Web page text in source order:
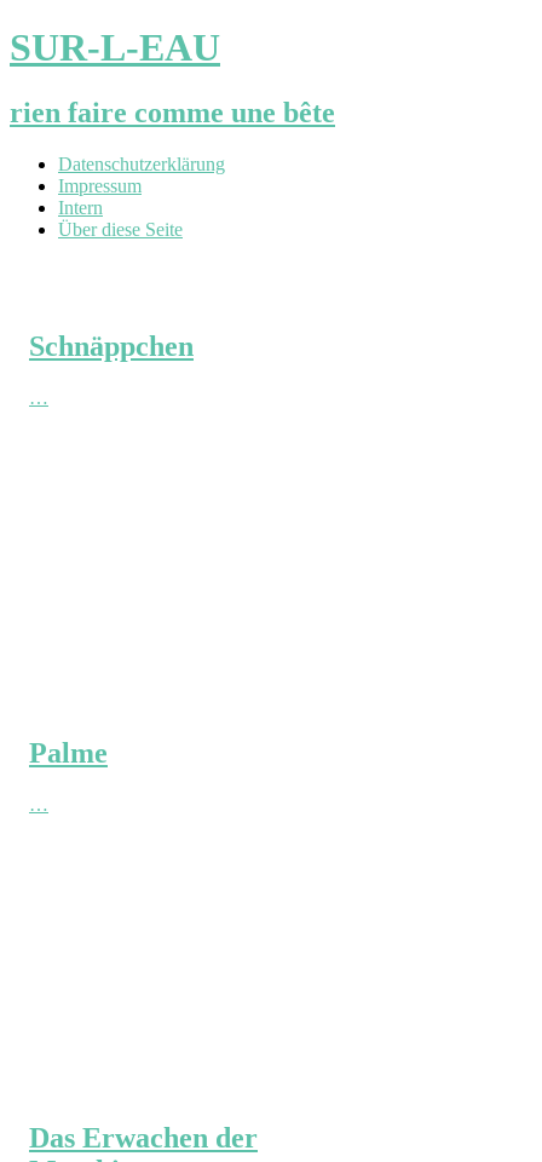
SUR-L-EAU
rien faire comme une bête
Datenschutzerklärung
Impressum
Intern
Über diese Seite
Schnäppchen
…
Palme
…
Das Erwachen der